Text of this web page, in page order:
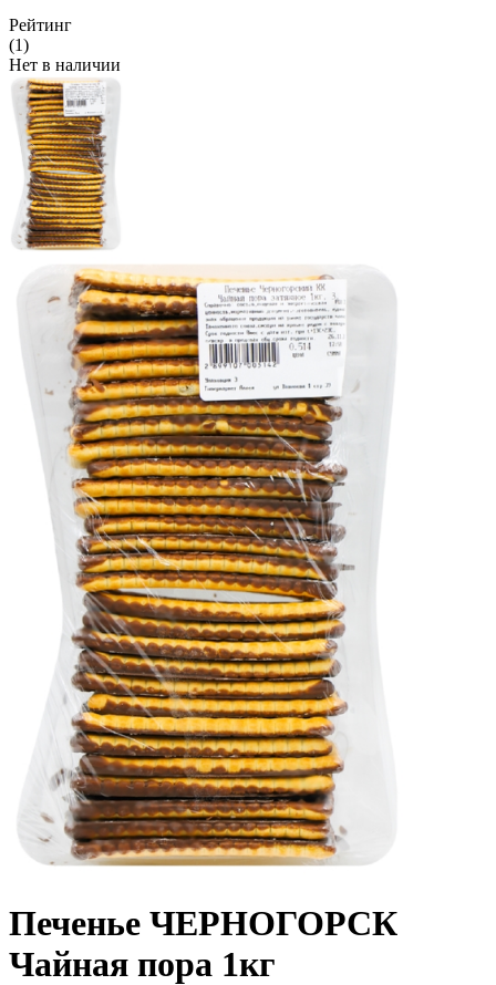
Рейтинг
(1)
Нет в наличии
Печенье ЧЕРНОГОРСК
Чайная пора 1кг